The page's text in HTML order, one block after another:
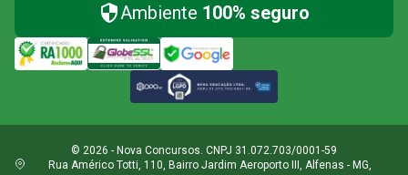
Ambiente 100% seguro
© 2026 - Nova Concursos. CNPJ 31.072.703/0001-59
Rua Américo Totti, 110, Bairro Jardim Aeroporto III, Alfenas - MG,